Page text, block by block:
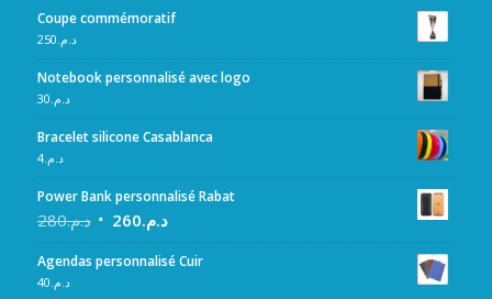
Coupe commémoratif
د.م.250
Notebook personnalisé avec logo
د.م.30
Bracelet silicone Casablanca
د.م.4
Power Bank personnalisé Rabat
د.م.280 د.م.260
Agendas personnalisé Cuir
د.م.40